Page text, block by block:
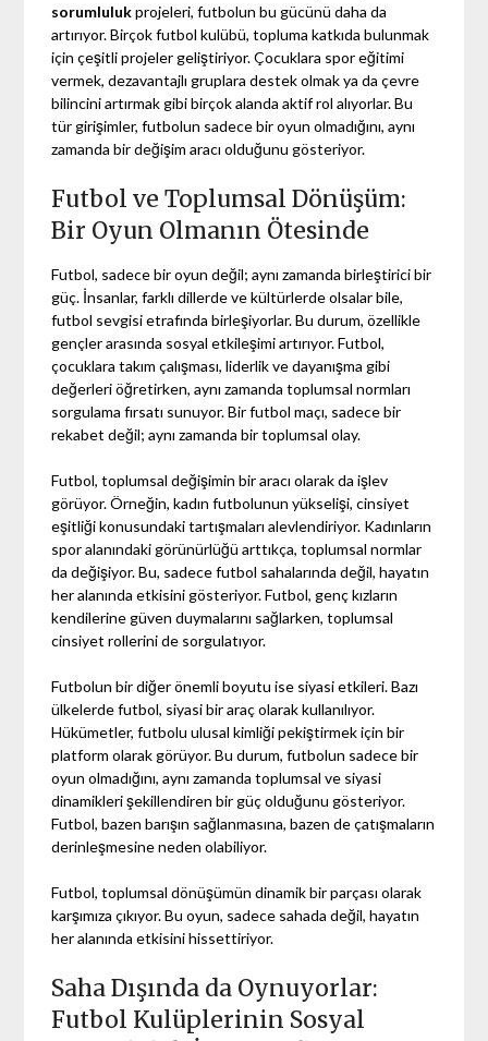
sorumlulukprojeleri, futbolun bu gücünü daha da
artırıyor. Birçok futbol kulübü, topluma katkıda bulunmak
için çeşitli projeler geliştiriyor. Çocuklara spor eğitimi
vermek, dezavantajlı gruplara destek olmak ya da çevre
bilincini artırmak gibi birçok alanda aktif rol alıyorlar. Bu
tür girişimler, futbolun sadece bir oyun olmadığını, aynı
zamanda bir değişim aracı olduğunu gösteriyor.
Futbol ve Toplumsal Dönüşüm:
Bir Oyun Olmanın Ötesinde
Futbol, sadece bir oyun değil; aynı zamanda birleştirici bir
güç. İnsanlar, farklı dillerde ve kültürlerde olsalar bile,
futbol sevgisi etrafında birleşiyorlar. Bu durum, özellikle
gençler arasında sosyal etkileşimi artırıyor. Futbol,
çocuklara takım çalışması, liderlik ve dayanışma gibi
değerleri öğretirken, aynı zamanda toplumsal normları
sorgulama fırsatı sunuyor. Bir futbol maçı, sadece bir
rekabet değil; aynı zamanda bir toplumsal olay.
Futbol, toplumsal değişimin bir aracı olarak da işlev
görüyor. Örneğin, kadın futbolunun yükselişi, cinsiyet
eşitliği konusundaki tartışmaları alevlendiriyor. Kadınların
spor alanındaki görünürlüğü arttıkça, toplumsal normlar
da değişiyor. Bu, sadece futbol sahalarında değil, hayatın
her alanında etkisini gösteriyor. Futbol, genç kızların
kendilerine güven duymalarını sağlarken, toplumsal
cinsiyet rollerini de sorgulatıyor.
Futbolun bir diğer önemli boyutu ise siyasi etkileri. Bazı
ülkelerde futbol, siyasi bir araç olarak kullanılıyor.
Hükümetler, futbolu ulusal kimliği pekiştirmek için bir
platform olarak görüyor. Bu durum, futbolun sadece bir
oyun olmadığını, aynı zamanda toplumsal ve siyasi
dinamikleri şekillendiren bir güç olduğunu gösteriyor.
Futbol, bazen barışın sağlanmasına, bazen de çatışmaların
derinleşmesine neden olabiliyor.
Futbol, toplumsal dönüşümün dinamik bir parçası olarak
karşımıza çıkıyor. Bu oyun, sadece sahada değil, hayatın
her alanında etkisini hissettiriyor.
Saha Dışında da Oynuyorlar:
Futbol Kulüplerinin Sosyal